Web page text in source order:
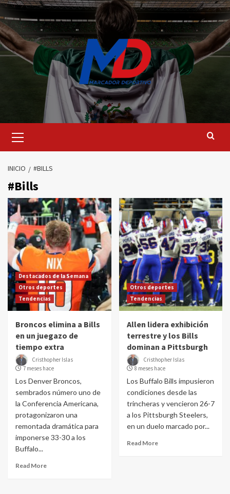
Saltar
al
contenido
principal
INICIO #BILLS
#Bills
Destacados de la Semana
Otros deportes
Tendencias
Broncos elimina a Bills
en un juegazo de
tiempo extra
Cristhopher Islas
7 meses hace
Los Denver Broncos,
sembrados número uno de
la Conferencia Americana,
protagonizaron una
remontada dramática para
imponerse 33-30 a los
Buffalo...
Read More
Otros deportes
Tendencias
Allen lidera exhibición
terrestre y los Bills
dominan a Pittsburgh
Cristhopher Islas
8 meses hace
Los Buffalo Bills impusieron
condiciones desde las
trincheras y vencieron 26-7
a los Pittsburgh Steelers,
en un duelo marcado por...
Read More